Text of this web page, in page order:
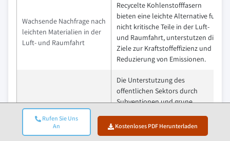
Rufen Sie Uns
An
Kostenloses PDF Herunterladen
Wachsende Nachfrage nach
leichten Materialien in der
Luft- und Raumfahrt
Recycelte Kohlenstofffasern
bieten eine leichte Alternative fur
nicht kritische Teile in der Luft-
und Raumfahrt, unterstutzen die
Ziele zur Kraftstoffeffizienz und
Reduzierung von Emissionen.
Regierungsforderung und
grune Beschaffungspolitik
Die Unterstutzung des
offentlichen Sektors durch
Subventionen und grune
Investitionen in
Recyclinginfrastruktur und die